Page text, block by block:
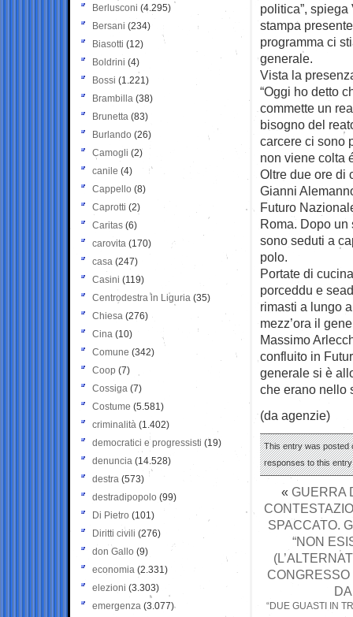
politica”,
stampa
programma ci
generale.
Vista la
“Oggi ho detto
commette un
bisogno del
carcere ci sono
non viene colta
Oltre due ore di
Gianni
Futuro
Roma. Dopo un
sono seduti a
polo.
Portate di
porceddu e
rimasti a lungo
mezz’ora il
Massimo
confluito in
generale si è
che erano nello
(da agenzie)
This entry was posted
responses to this
« GUERRA
SPACCATO.
“NON
“DUE GUASTI IN
Berlusconi (4.295)
Bersani (234)
Biasotti (12)
Boldrini (4)
Bossi (1.221)
Brambilla (38)
Brunetta (83)
Burlando (26)
Camogli (2)
canile (4)
Cappello (8)
Caprotti (2)
Caritas (6)
carovita (170)
casa (247)
Casini (119)
Centrodestra in Liguria (35)
Chiesa (276)
Cina (10)
Comune (342)
Coop (7)
Cossiga (7)
Costume (5.581)
criminalità (1.402)
democratici e progressisti (19)
denuncia (14.528)
destra (573)
destradipopolo (99)
Di Pietro (101)
Diritti civili (276)
don Gallo (9)
economia (2.331)
elezioni (3.303)
emergenza (3.077)